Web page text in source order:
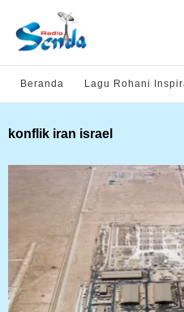
Beranda Lagu Rohani
konflik iran israel